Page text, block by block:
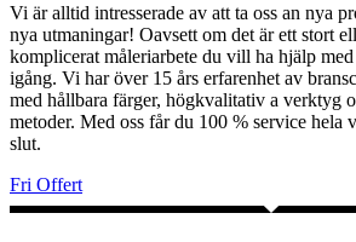
Vi är alltid intresserade av att ta oss an nya
nya utmaningar! Oavsett om det är ett stort
komplicerat måleriarbete du vill ha hjälp med
igång. Vi har över 15 års erfarenhet av
med hållbara färger, högkvalitativ a verktyg
metoder. Med oss får du 100 % service hela
slut.
Fri Offert